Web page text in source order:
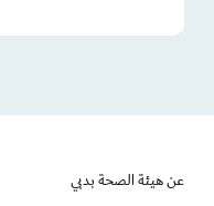
عن هيئة الصحة بدبي